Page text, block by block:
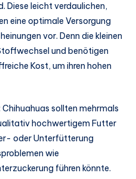
Diese leicht verdaulichen,
eine optimale Versorgung
vor. Denn die kleinen
und benötigen
Kost, um ihren hohen
sollten mehrmals
hochwertigem Futter
oder Unterfütterung
wie
führen könnte.